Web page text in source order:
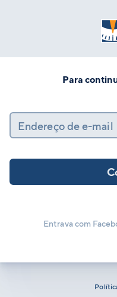
Para
Endereço de e-mail
Entrava com